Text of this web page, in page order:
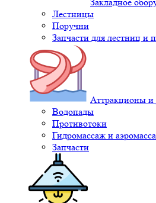
Лестницы
Поручни
Запчасти для лестниц и
Аттракционы и
Водопады
Противотоки
Гидромассаж и
Запчасти